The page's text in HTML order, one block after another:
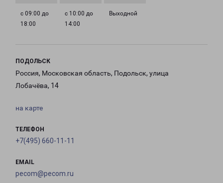
с 09:00 до
18:00
с 10:00 до
14:00
Выходной
ПОДОЛЬСК
Россия, Московская область, Подольск, улица
Лобачёва, 14
на карте
ТЕЛЕФОН
+7(495) 660-11-11
EMAIL
pecom@pecom.ru